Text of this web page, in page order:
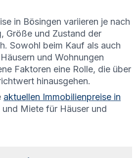
in Bösingen variieren je nach
Größe und Zustand der
Sowohl beim Kauf als auch
und Wohnungen
Faktoren eine Rolle, die über
hinausgehen.
aktuellen Immobilienpreise in
Miete für Häuser und